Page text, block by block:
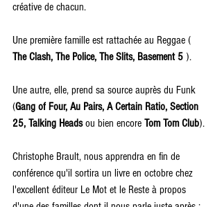
créative de chacun.
Une première famille est rattachée au Reggae (
The Clash, The Police, The Slits, Basement 5 ).
Une autre, elle, prend sa source auprès du Funk
(Gang of Four, Au Pairs, A Certain Ratio, Section
25, Talking Heads ou bien encore Tom Tom Club).
Christophe Brault, nous apprendra en fin de
conférence qu'il sortira un livre en octobre chez
l'excellent éditeur Le Mot et le Reste à propos